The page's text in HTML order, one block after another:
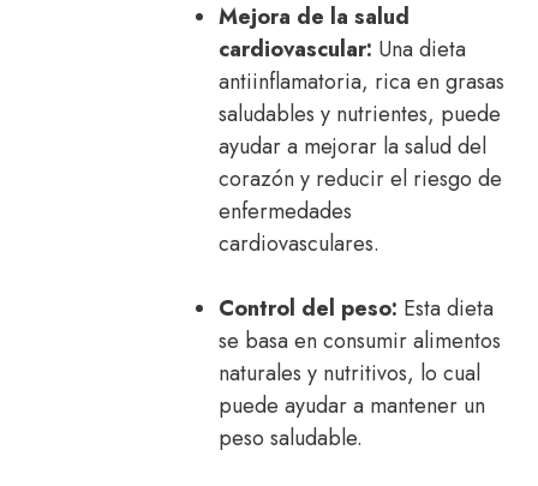
Mejora de la salud
cardiovascular: Una dieta
antiinflamatoria, rica en grasas
saludables y nutrientes, puede
ayudar a mejorar la salud del
corazón y reducir el riesgo de
enfermedades
cardiovasculares.
Control del peso: Esta dieta
se basa en consumir alimentos
naturales y nutritivos, lo cual
puede ayudar a mantener un
peso saludable.